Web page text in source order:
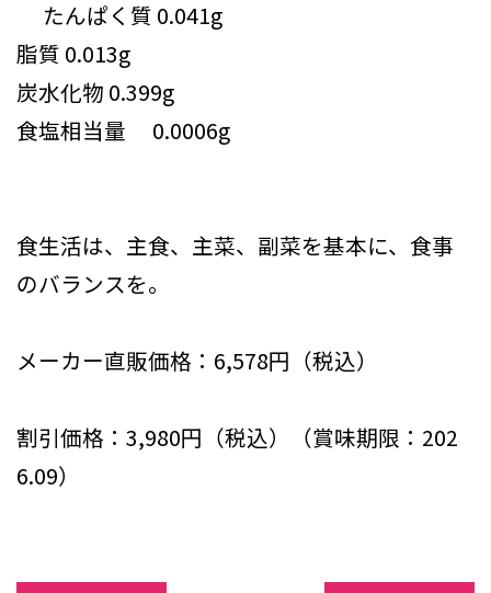
たんぱく質 0.041g
脂質 0.013g
炭水化物 0.399g
食塩相当量 0.0006g
食生活は、主食、主菜、副菜を基本に、食事
のバランスを。
メーカー直販価格：6,578円（税込）
割引価格：3,980円（税込）（賞味期限：202
6.09）